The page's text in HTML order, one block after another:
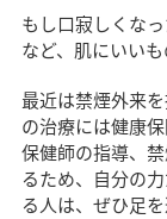
もし口寂しくな
など、肌にいい
最近は禁煙外来
の治療には健康
保健師の指導、
るため、自分の
る人は、ぜひ足